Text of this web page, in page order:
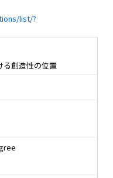
list/?
る創造性の位置